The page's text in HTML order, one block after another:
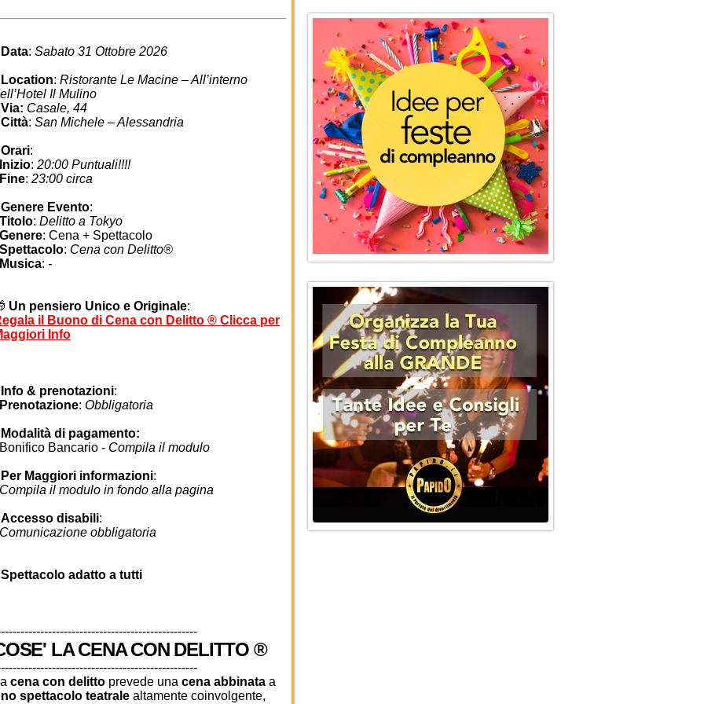
Data: Sabato 31 Ottobre 2026
Location: Ristorante Le Macine – All’interno
Il Mulino
Via: Casale, 44
Città: San Michele – Alessandria
Orari:
Inizio: 20:00 Puntuali!!!!
Fine: 23:00 circa
Genere Evento:
Titolo: Delitto a Tokyo
Genere: Cena + Spettacolo
Spettacolo: Cena con Delitto®
Musica: -
Un pensiero Unico e Originale:
il Buono di Cena con Delitto ® Clicca per
Info
Info & prenotazioni:
Prenotazione: Obbligatoria
Modalità di pagamento:
Bonifico Bancario - Compila il modulo
Per Maggiori informazioni:
Compila il modulo in fondo alla pagina
Accesso disabili:
Comunicazione obbligatoria
Spettacolo adatto a tutti
LA CENA CON DELITTO ®
cena con delitto prevede una cena abbinata a
spettacolo teatrale altamente coinvolgente,